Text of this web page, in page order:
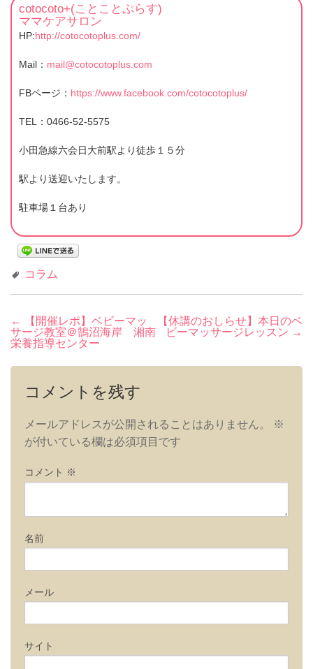
cotocoto+(ことことぷらす)
ママケアサロン
HP:http://cotocotoplus.com/
Mail： mail@cotocotoplus.com
FBページ： https://www.facebook.com/cotocotoplus/
TEL：0466-52-5575
小田急線六会日大前駅より徒歩１５分
駅より送迎いたします。
駐車場１台あり
コラム
投
稿
ナ
シ
ン
←
【開催レポ】ベビーマッ
サージ教室＠鵠沼海岸 湘南
栄養指導センター
【休講のおしらせ】本日のベ
ビーマッサージレッスン →
コメントを残す
メールアドレスが公開されることはありません。
※
が付いている欄は必須項目です
コメント ※
名前
メール
サイト